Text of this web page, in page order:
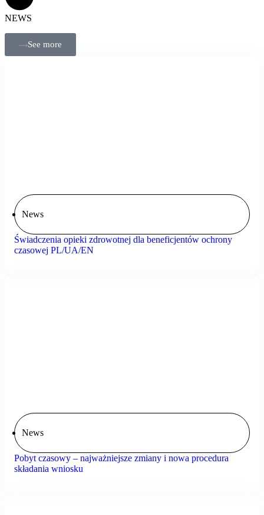
NEWS
See more
News
Świadczenia opieki zdrowotnej dla beneficjentów ochrony
czasowej PL/UA/EN
News
Pobyt czasowy – najważniejsze zmiany i nowa procedura
składania wniosku